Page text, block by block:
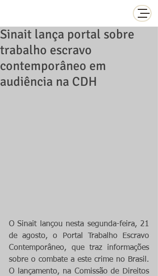
Sinait lança portal sobre
trabalho escravo
contemporâneo em
audiência na CDH
O Sinait lançou nesta segunda-feira, 21
de agosto, o Portal Trabalho Escravo
Contemporâneo, que traz informações
sobre o combate a este crime no Brasil.
O lançamento, na Comissão de Direitos